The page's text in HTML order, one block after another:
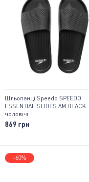
Шльопанці Speedo SPEEDO
ESSENTIAL SLIDES AM BLACK
чоловічі
869 грн
-60%